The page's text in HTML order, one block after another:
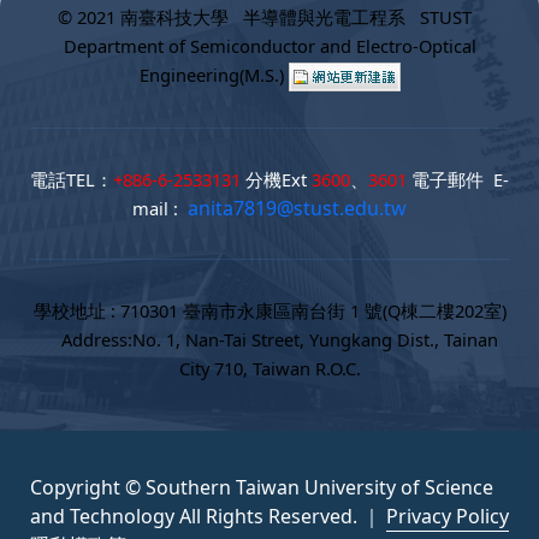
© 2021 南臺科技大學 半導體與光電工程系 STUST
Department of Semiconductor and Electro-Optical
Engineering(M.S.)
電話TEL： +886-6-2533131 分機Ext 3600、 3601 電子郵件 E-
mail : anita7819@stust.edu.tw
學校地址 : 710301 臺南市永康區南台街 1 號(Q棟二樓202室)
Address:No. 1, Nan-Tai Street, Yungkang Dist., Tainan
City 710, Taiwan R.O.C.
Copyright © Southern Taiwan University of Science
and Technology All Rights Reserved. ｜ Privacy Policy